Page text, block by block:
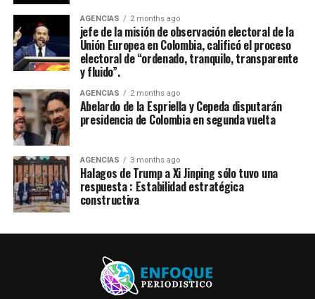
AGENCIAS 2 months ago
jefe de la misión de observación electoral de la
Unión Europea en Colombia, calificó el proceso
electoral de “ordenado, tranquilo, transparente
y fluido”.
AGENCIAS 2 months ago
Abelardo de la Espriella y Cepeda disputarán
presidencia de Colombia en segunda vuelta
AGENCIAS 3 months ago
Halagos de Trump a Xi Jinping sólo tuvo una
respuesta : Estabilidad estratégica
constructiva